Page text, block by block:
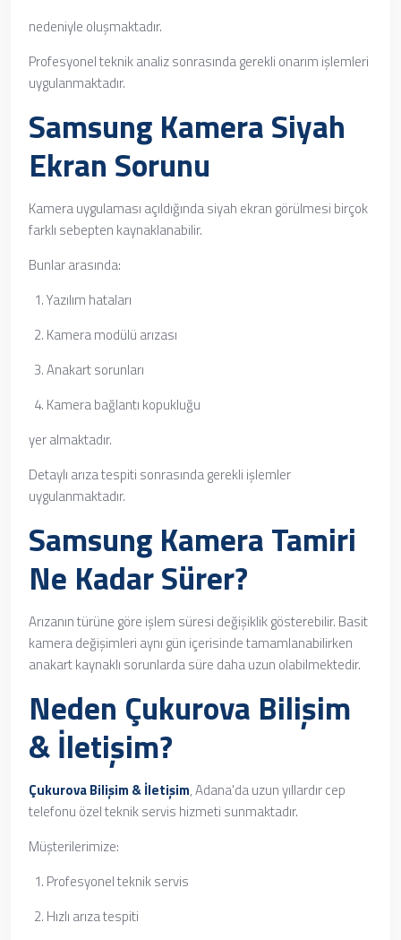
nedeniyle oluşmaktadır.
Profesyonel teknik analiz sonrasında gerekli onarım işlemleri
uygulanmaktadır.
Samsung Kamera Siyah
Ekran Sorunu
Kamera uygulaması açıldığında siyah ekran görülmesi birçok
farklı sebepten kaynaklanabilir.
Bunlar arasında:
Yazılım hataları
Kamera modülü arızası
Anakart sorunları
Kamera bağlantı kopukluğu
yer almaktadır.
Detaylı arıza tespiti sonrasında gerekli işlemler
uygulanmaktadır.
Samsung Kamera Tamiri
Ne Kadar Sürer?
Arızanın türüne göre işlem süresi değişiklik gösterebilir. Basit
kamera değişimleri aynı gün içerisinde tamamlanabilirken
anakart kaynaklı sorunlarda süre daha uzun olabilmektedir.
Neden Çukurova Bilişim
& İletişim?
Çukurova Bilişim & İletişim, Adana'da uzun yıllardır cep
telefonu özel teknik servis hizmeti sunmaktadır.
Müşterilerimize:
Profesyonel teknik servis
Hızlı arıza tespiti